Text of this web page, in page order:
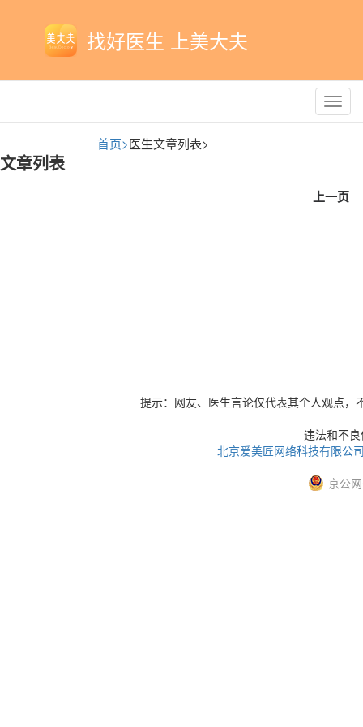
找好医生 上美大夫
首页>医生文章列表>
文章列表
上一页
提示：网友、医生言论仅代表其个人观点
违法和不
北京爱美匠网络科技有限公
京公